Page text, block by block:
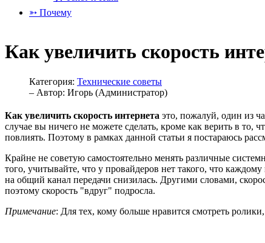
➳ Почему
Как увеличить скорость
Категория: Технические советы
– Автор: Игорь (Администратор)
Как увеличить скорость интернета это, пожалуй, один из
случае вы ничего не можете сделать, кроме как верить в то,
повлиять. Поэтому в рамках данной статьи я постараюсь
Крайне не советую самостоятельно менять различные
того, учитывайте, что у провайдеров нет такого, что
на общий канал передачи снизилась. Другими словами,
поэтому скорость "вдруг" подросла.
Примечание: Для тех, кому больше нравится смотреть